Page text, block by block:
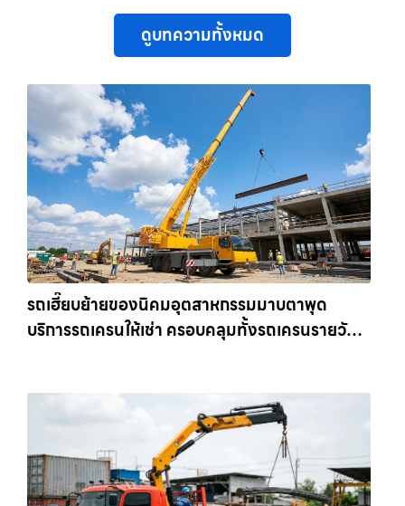
ดูบทความทั้งหมด
รถเฮี๊ยบย้ายของนิคมอุตสาหกรรมมาบตาพุด
บริการรถเครนให้เช่า ครอบคลุมทั้งรถเครนรายวัน